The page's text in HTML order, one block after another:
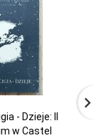
- Dzieje: II
w Castel